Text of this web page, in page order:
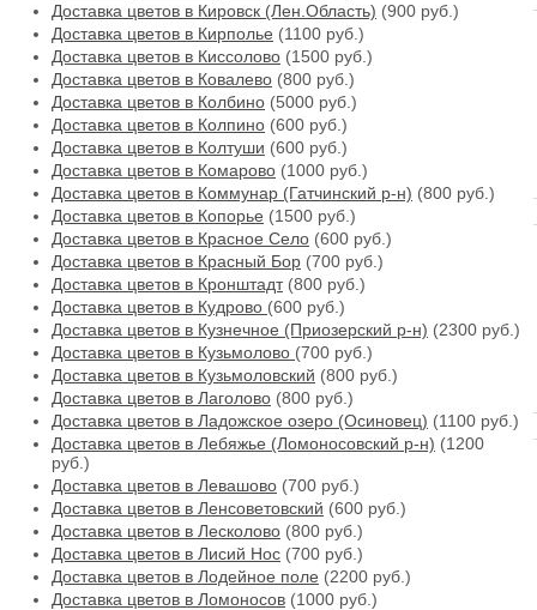
Доставка цветов в Кировск (Лен.Область) (900 руб.)
Доставка цветов в Кирполье (1100 руб.)
Доставка цветов в Киссолово (1500 руб.)
Доставка цветов в Ковалево (800 руб.)
Доставка цветов в Колбино (5000 руб.)
Доставка цветов в Колпино (600 руб.)
Доставка цветов в Колтуши (600 руб.)
Доставка цветов в Комарово (1000 руб.)
Доставка цветов в Коммунар (Гатчинский р-н) (800 руб.)
Доставка цветов в Копорье (1500 руб.)
Доставка цветов в Красное Село (600 руб.)
Доставка цветов в Красный Бор (700 руб.)
Доставка цветов в Кронштадт(800 руб.)
Доставка цветов в Кудрово (600 руб.)
Доставка цветов в Кузнечное (Приозерский р-н) (2300 руб.)
Доставка цветов в Кузьмолово (700 руб.)
Доставка цветов в Кузьмоловский (800 руб.)
Доставка цветов в Лаголово (800 руб.)
Доставка цветов в Ладожское озеро (Осиновец) (1100 руб.)
Доставка цветов в Лебяжье (Ломоносовский р-н) (1200
руб.)
Доставка цветов в Левашово (700 руб.)
Доставка цветов в Ленсоветовский (600 руб.)
Доставка цветов в Лесколово (800 руб.)
Доставка цветов в Лисий Нос (700 руб.)
Доставка цветов в Лодейное поле (2200 руб.)
Доставка цветов в Ломоносов (1000 руб.)